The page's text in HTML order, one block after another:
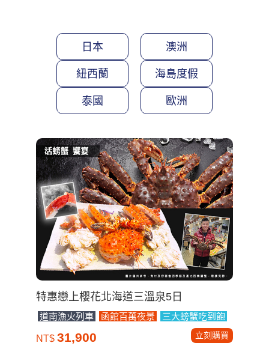
日本 澳洲
紐西蘭 海島度假
泰國 歐洲
特惠戀上櫻花北海道三溫泉5日
道南漁火列車 函館百萬夜景 三大螃蟹吃到飽
NT$ 31,900 立刻購買